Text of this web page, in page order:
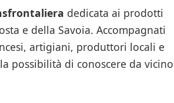
dedicata ai prodotti
e della Savoia. Accompagnati
artigiani, produttori locali e
possibilità di conoscere da vicino